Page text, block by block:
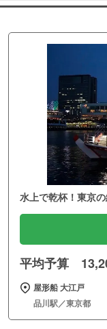
水上で乾杯！東京
平均予算
屋形船 大江戸
品川駅／東京都